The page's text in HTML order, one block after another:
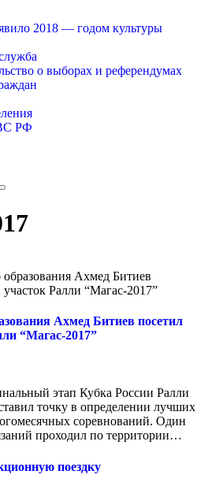
2018 — годом культуры
о выборах и референдумах
РФ
Ахмед Битиев
участок Ралли “Магас-2017”
Ахмед Битиев посетил
“Магас-2017”
этап Кубка России Ралли
точку в определении лучших
соревнований. Один
проходил по территории…
поездку